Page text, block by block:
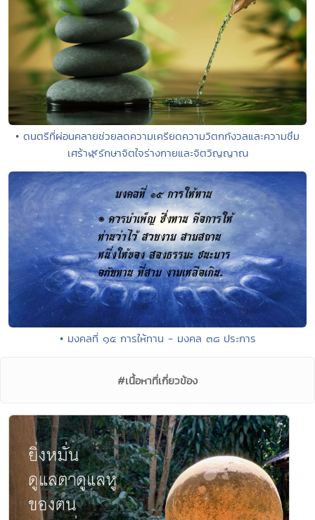
• ดนตรีที่ผ่อนคลายช่วยลดความเครียดความวิตกกังวลและความซึม
เศร้า🌿รักษาจิตใจร่างกายและจิตวิญญาณ
• มงคลที่ ๑๕ การให้ทาน - มงคล ๓๘ ประการ
#เนื้อหาที่เกี่ยวข้อง